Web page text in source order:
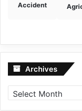
Accident
Archives